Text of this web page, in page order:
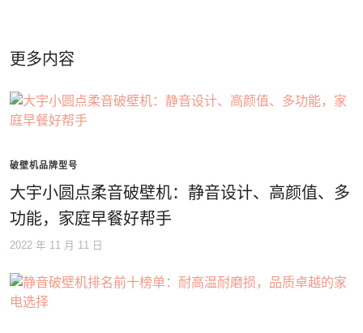
更多内容
破壁机品牌型号
大宇小圆点柔音破壁机：静音设计、高颜值、多
功能，家庭早餐好帮手
2022 年 11 月 11 日